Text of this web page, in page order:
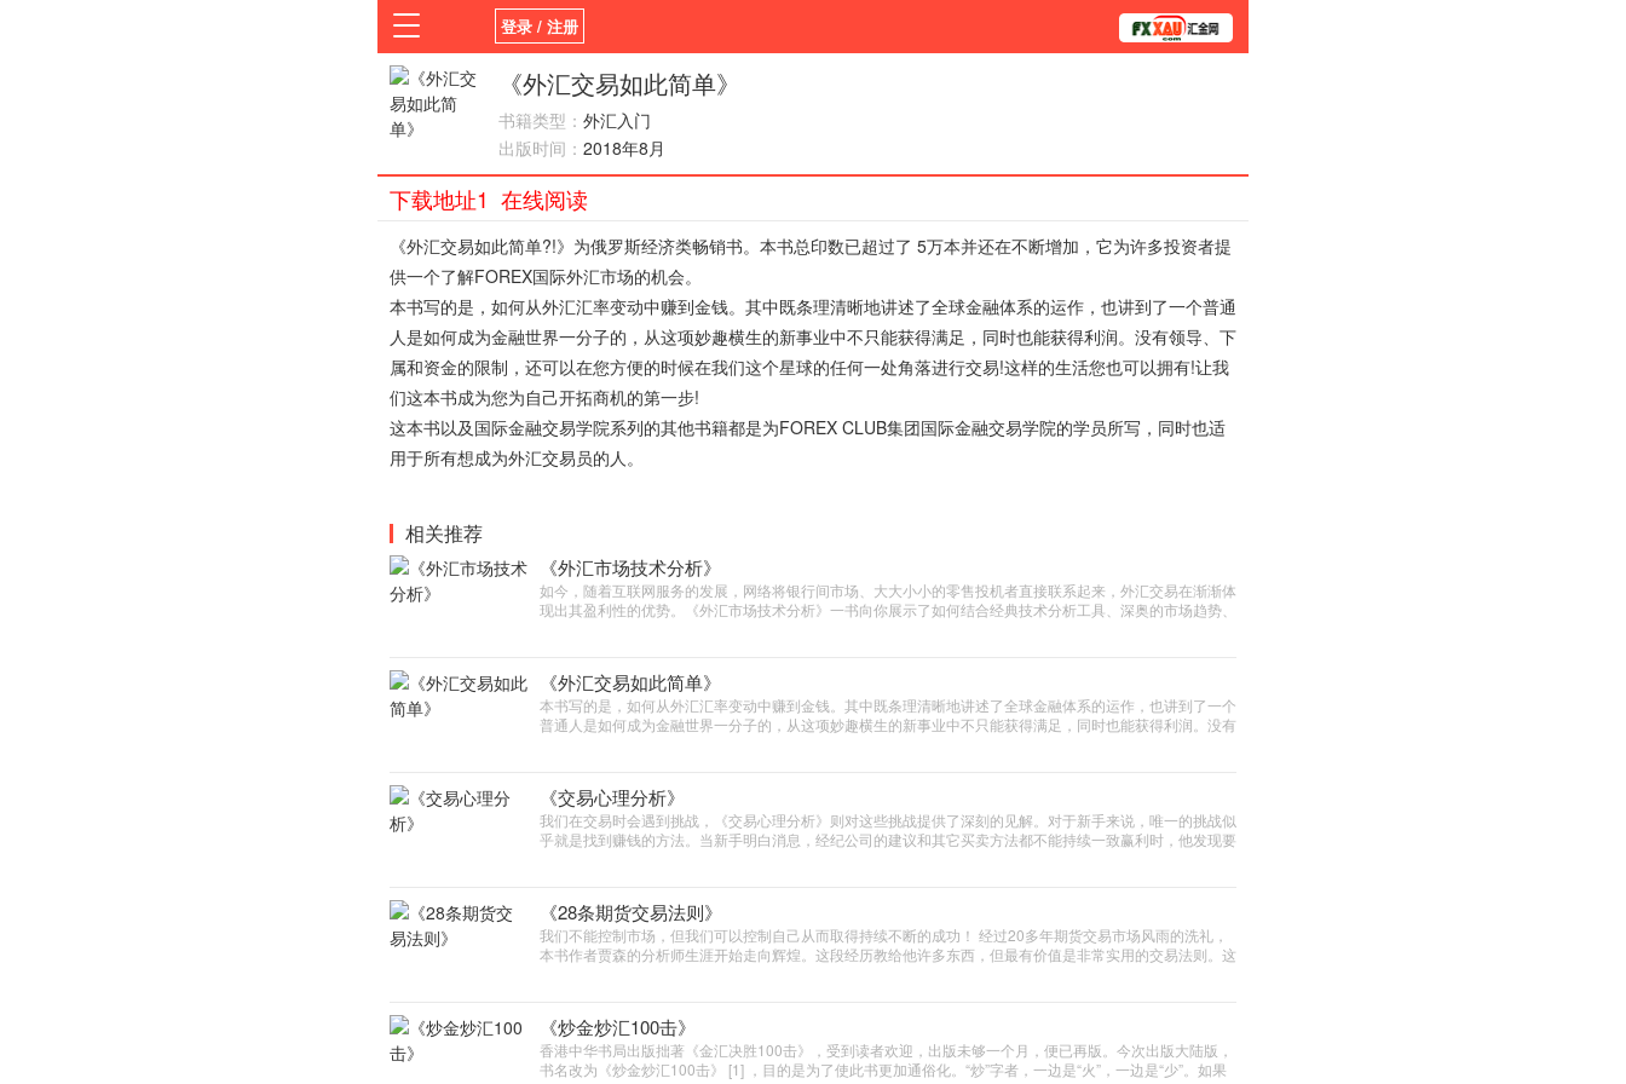
登录 / 注册
首页 新闻
指标EA
《外汇交易如此简单》
书籍类型： 外汇入门
出版时间： 2018年8月
下载地址1 在线阅读
《外汇交易如此简单?!》为俄罗斯经济类畅销书。本书总印数已超过了 5万本并还在不断增加，它为许多投资者提
供一个了解FOREX国际外汇市场的机会。
本书写的是，如何从外汇汇率变动中赚到金钱。其中既条理清晰地讲述了全球金融体系的运作，也讲到了一个普通
人是如何成为金融世界一分子的，从这项妙趣横生的新事业中不只能获得满足，同时也能获得利润。没有领导、下
属和资金的限制，还可以在您方便的时候在我们这个星球的任何一处角落进行交易!这样的生活您也可以拥有!让我
们这本书成为您为自己开拓商机的第一步!
这本书以及国际金融交易学院系列的其他书籍都是为FOREX CLUB集团国际金融交易学院的学员所写，同时也适
用于所有想成为外汇交易员的人。
相关推荐
《外汇市场技术分析》
如今，随着互联网服务的发展，网络将银行间市场、大大小小的零售投机者直接联系起来，外汇交易在渐渐体
现出其盈利性的优势。《外汇市场技术分析》一书向你展示了如何结合经典技术分析工具、深奥的市场趋势、
《外汇交易如此简单》
本书写的是，如何从外汇汇率变动中赚到金钱。其中既条理清晰地讲述了全球金融体系的运作，也讲到了一个
普通人是如何成为金融世界一分子的，从这项妙趣横生的新事业中不只能获得满足，同时也能获得利润。没有
《交易心理分析》
我们在交易时会遇到挑战，《交易心理分析》则对这些挑战提供了深刻的见解。对于新手来说，唯一的挑战似
乎就是找到赚钱的方法。当新手明白消息，经纪公司的建议和其它买卖方法都不能持续一致赢利时，他发现要
《28条期货交易法则》
我们不能控制市场，但我们可以控制自己从而取得持续不断的成功！ 经过20多年期货交易市场风雨的洗礼，
本书作者贾森的分析师生涯开始走向辉煌。这段经历教给他许多东西，但最有价值是非常实用的交易法则。这
《炒金炒汇100击》
香港中华书局出版拙著《金汇决胜100击》，受到读者欢迎，出版未够一个月，便已再版。今次出版大陆版，
书名改为《炒金炒汇100击》 [1] ，目的是为了使此书更加通俗化。“炒”字者，一边是“火”，一边是“少”。如果